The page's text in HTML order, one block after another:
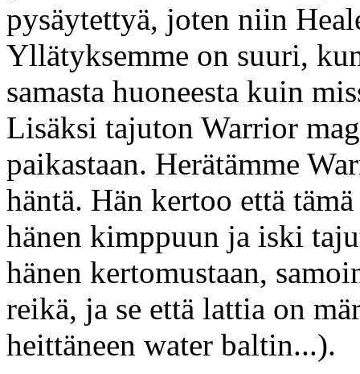
pysäytettyä, joten niin
Yllätyksemme on suuri,
samasta huoneesta kuin
Lisäksi tajuton Warrior
paikastaan. Herätämme
häntä. Hän kertoo että
hänen kimppuun ja iski
hänen kertomustaan,
reikä, ja se että lattia on
heittäneen water baltin...).